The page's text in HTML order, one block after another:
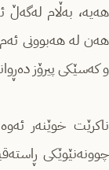
هەیە، بەڵام لەگەڵ
هەن لە هەبوونی ئەم
و کەسێکی پیرۆز
ناکرێت خوێنەر
چوونەنێوێکی